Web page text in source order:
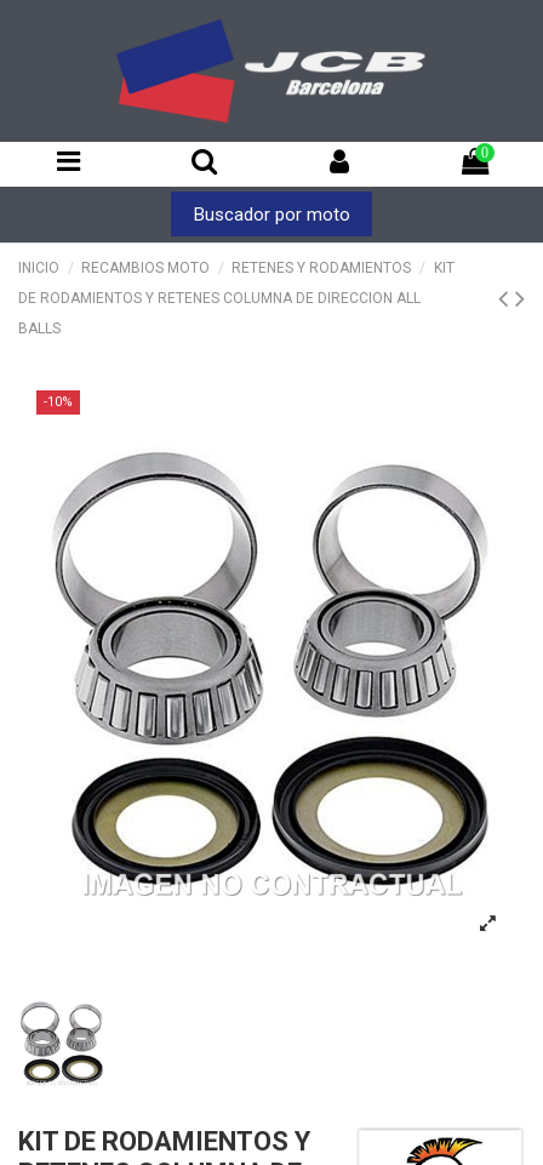
0
Buscador por moto
INICIO RECAMBIOS MOTO RETENES Y RODAMIENTOS
KIT
DE RODAMIENTOS Y RETENES COLUMNA DE DIRECCION ALL
BALLS
-10%
KIT DE RODAMIENTOS Y